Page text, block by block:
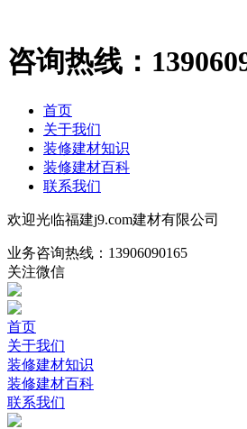
咨询热线：
首页
关于我们
装修建材知识
装修建材百科
联系我们
欢迎光临福建j9.com建材有限公司
业务咨询热线： 13906090165
关注微信
首页
关于我们
装修建材知识
装修建材百科
联系我们